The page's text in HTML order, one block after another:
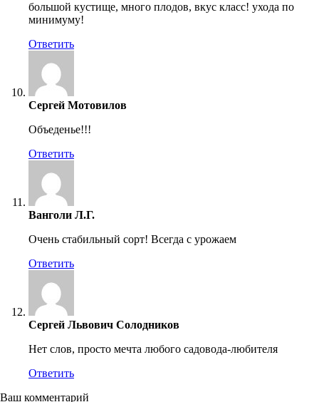
большой кустище, много плодов, вкус класс! ухода по
минимуму!
Ответить
Сергей Мотовилов
Объеденье!!!
Ответить
Ванголи Л.Г.
Очень стабильный сорт! Всегда с урожаем
Ответить
Сергей Львович Солодников
Нет слов, просто мечта любого садовода-любителя
Ответить
Ваш комментарий